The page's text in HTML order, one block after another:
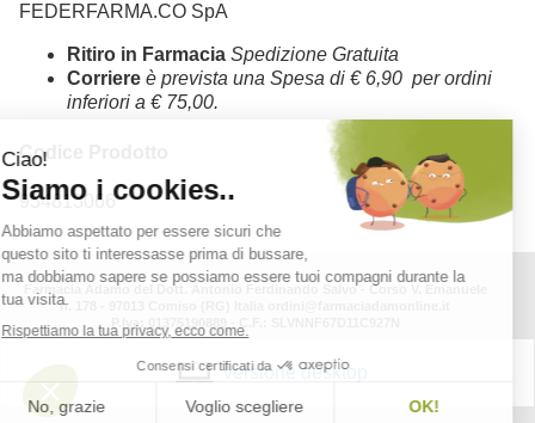
FEDERFARMA.CO SpA
Ritiro in Farmacia Spedizione Gratuita
Corriere è prevista una Spesa di € 6,90 per ordini
inferiori a € 75,00.
Codice Prodotto
934813066
Farmacia Adamo del Dott. Antonio Ferdinando Salvo - Corso V. Emanuele
n. 178 - 97013 Comiso (RG) Italia ordini@farmaciadamonline.it
P.Iva: 01375190889 - C.F.: SLVNNF67D11C927N
versione desktop